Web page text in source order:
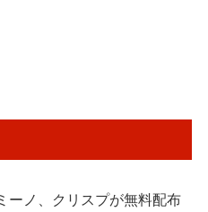
ーノ、クリスプが無料配布